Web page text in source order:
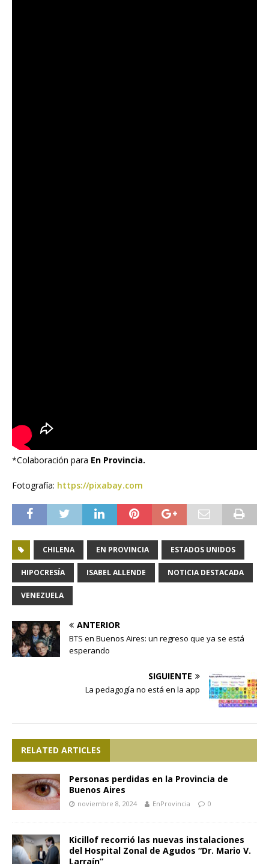
*Colaboración para En Provincia.
Fotografía: https://pixabay.com
CHILENA EN PROVINCIA ESTADOS UNIDOS
HIPOCRESÍA ISABEL ALLENDE NOTICIA DESTACADA
VENEZUELA
ANTERIOR
BTS en Buenos Aires: un regreso que ya se está
esperando
SIGUIENTE
La pedagogía no está en la app
RELATED ARTICLES
Personas perdidas en la Provincia de
Buenos Aires
noviembre 8, 2024 EnProvincia 0
Kicillof recorrió las nuevas instalaciones
del Hospital Zonal de Agudos “Dr. Mario V.
Larraín”